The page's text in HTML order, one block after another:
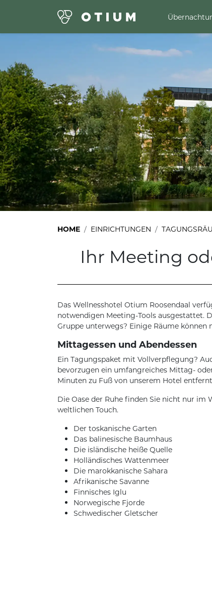
HOME EINRICHTUNGEN
Ihr Meeting
Das Wellnesshotel Otium Roosendaal
notwendigen Meeting-Tools ausgestattet.
Gruppe unterwegs? Einige Räume
Mittagessen und Abendessen
Ein Tagungspaket mit Vollverpflegung?
bevorzugen ein umfangreiches Mittag-
Minuten zu Fuß von unserem Hotel
Die Oase der Ruhe finden Sie nicht nur im
weltlichen Touch.
Der toskanische Garten
Das balinesische Baumhaus
Die isländische heiße Quelle
Holländisches Wattenmeer
Die marokkanische Sahara
Afrikanische Savanne
Finnisches Iglu
Norwegische Fjorde
Schwedischer Gletscher